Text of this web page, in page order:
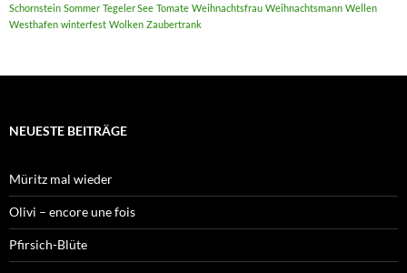
Schornstein Sommer Tegeler See Tomate Weihnachtsfrau Weihnachtsmann Wellen
Westhafen winterfest Wolken Zaubertrank
NEUESTE BEITRÄGE
Müritz mal wieder
Olivi – encore une fois
Pfirsich-Blüte